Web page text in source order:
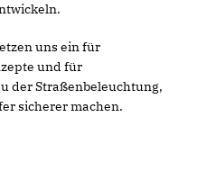
uns ein für
und für
der Straßenbeleuchtung,
sicherer machen.